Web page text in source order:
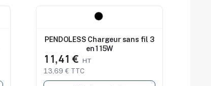
PENDOLESS Chargeur sans fil 3
en 1 15W
11,41 €
13,69 € TTC